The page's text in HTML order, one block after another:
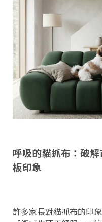
呼吸的貓抓布：破
板印象
許多家長對貓抓布的印